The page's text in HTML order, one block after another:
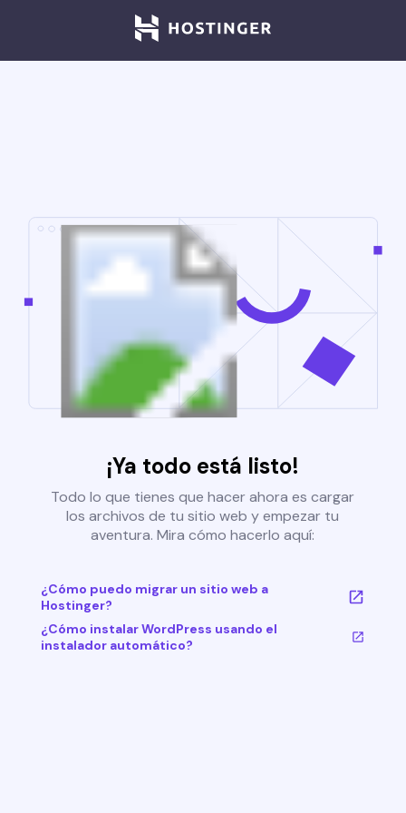
¡Ya todo está listo!
Todo lo que tienes que hacer ahora es cargar
los archivos de tu sitio web y empezar tu
aventura. Mira cómo hacerlo aquí:
¿Cómo puedo migrar un sitio web a
Hostinger?
¿Cómo instalar WordPress usando el
instalador automático?